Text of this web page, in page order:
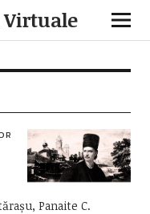
Panaite C.